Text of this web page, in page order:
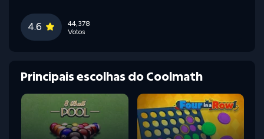
4.6
44,378
Votos
Principais escolhas do Coolmath